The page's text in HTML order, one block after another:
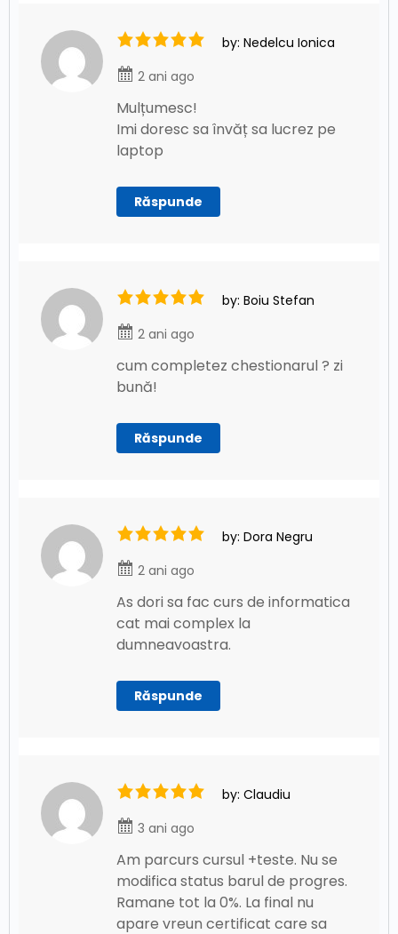
by: Nedelcu Ionica
2 ani ago
Mulțumesc!
Imi doresc sa învăț sa lucrez pe
laptop
Răspunde
by: Boiu Stefan
2 ani ago
cum completez chestionarul ? zi
bună!
Răspunde
by: Dora Negru
2 ani ago
As dori sa fac curs de informatica
cat mai complex la
dumneavoastra.
Răspunde
by: Claudiu
3 ani ago
Am parcurs cursul +teste. Nu se
modifica status barul de progres.
Ramane tot la 0%. La final nu
apare vreun certificat care sa